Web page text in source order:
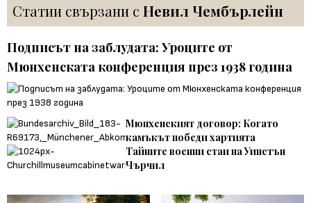
Статии свързани с Невил Чембърлейн
Подписът на заблудата: Уроците от
Мюнхенската конференция през 1938 година
Мюнхенският договор: Когато
камъкът победи хартията
Тайните военни стаи на Уинстън
Чърчил